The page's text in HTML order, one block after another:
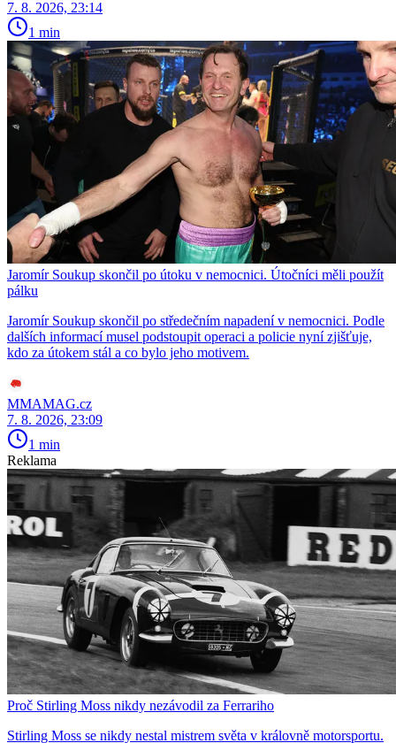
7. 8. 2026, 23:14
1 min
Jaromír Soukup skončil po útoku v nemocnici. Útočníci měli použít
pálku
Jaromír Soukup skončil po středečním napadení v nemocnici. Podle
dalších informací musel podstoupit operaci a policie nyní zjišťuje,
kdo za útokem stál a co bylo jeho motivem.
MMAMAG.cz
7. 8. 2026, 23:09
1 min
Reklama
Proč Stirling Moss nikdy nezávodil za Ferrariho
Stirling Moss se nikdy nestal mistrem světa v královně motorsportu.